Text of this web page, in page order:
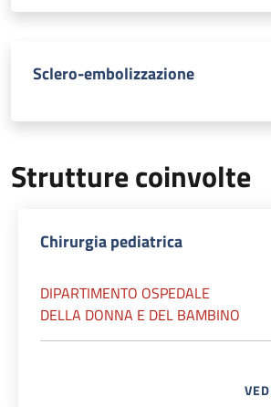
Sclero-embolizzazione
Strutture coinvolte
Chirurgia pediatrica
DIPARTIMENTO OSPEDALE
DELLA DONNA E DEL BAMBINO